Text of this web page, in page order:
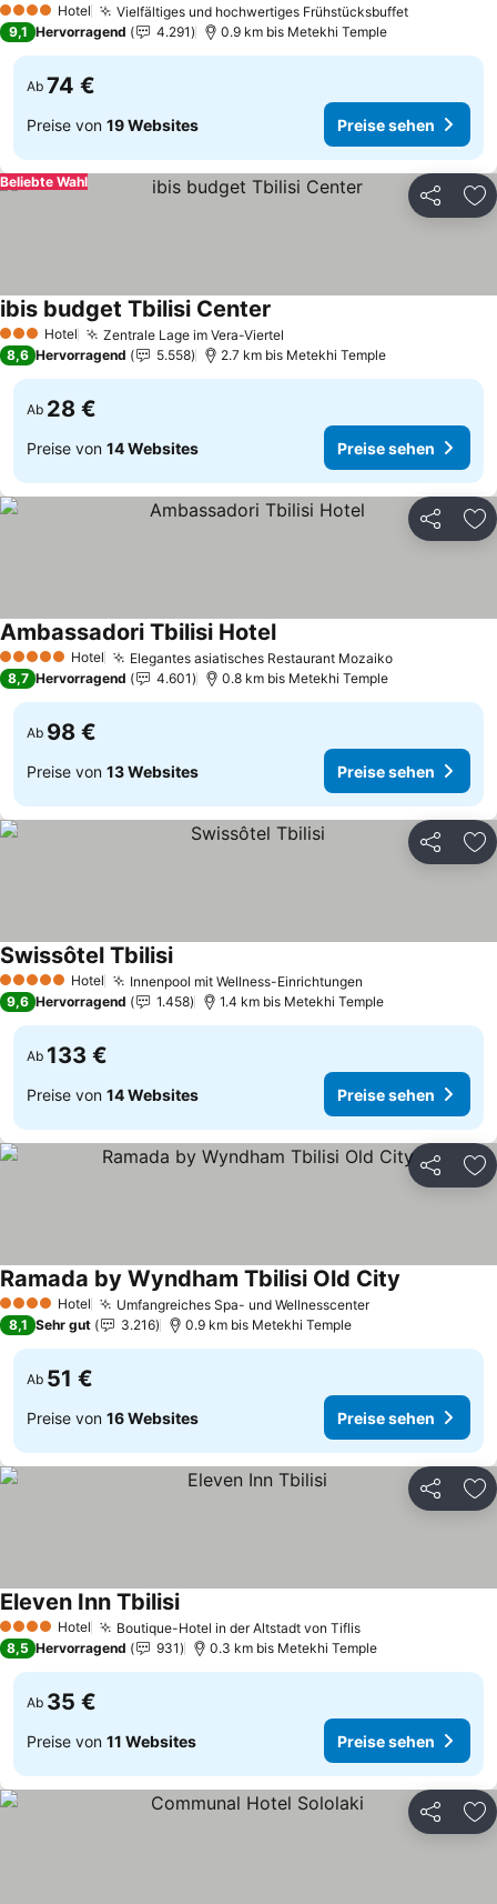
4 Sterne Hotel Vielfältiges und hochwertiges Frühstücksbuffet
9,1 Hervorragend 4.291 0.9 km bis Metekhi Temple
Ab 74 €
Preise von 19 Websites Preise sehen
Teilen
Beliebte Wahl
3 SterneHotel Zentrale Lage im Vera-Viertel
ibis budget Tbilisi Center
8,6 Hervorragend 5.558 2.7 km bis Metekhi Temple
Ab 28 €
Preise von 14 Websites Preise sehen
Teilen
5 Sterne Hotel Elegantes asiatisches Restaurant Mozaiko
Ambassadori Tbilisi Hotel
8,7 Hervorragend 4.601 0.8 km bis Metekhi Temple
Ab 98 €
Preise von 13 Websites Preise sehen
Teilen
5 Sterne Hotel Innenpool mit Wellness-Einrichtungen
Swissôtel Tbilisi
9,6 Hervorragend 1.458 1.4 km bis Metekhi Temple
Ab 133 €
Preise von 14 Websites Preise sehen
Teilen
4 Sterne Hotel Umfangreiches Spa- und Wellnesscenter
Ramada by Wyndham Tbilisi Old City
8,1 Sehr gut 3.216 0.9 km bis Metekhi Temple
Ab 51 €
Preise von 16 Websites Preise sehen
Teilen
4 Sterne Hotel Boutique-Hotel in der Altstadt von Tiflis
Eleven Inn Tbilisi
8,5 Hervorragend 931 0.3 km bis Metekhi Temple
Ab 35 €
Preise von 11 Websites Preise sehen
Teilen